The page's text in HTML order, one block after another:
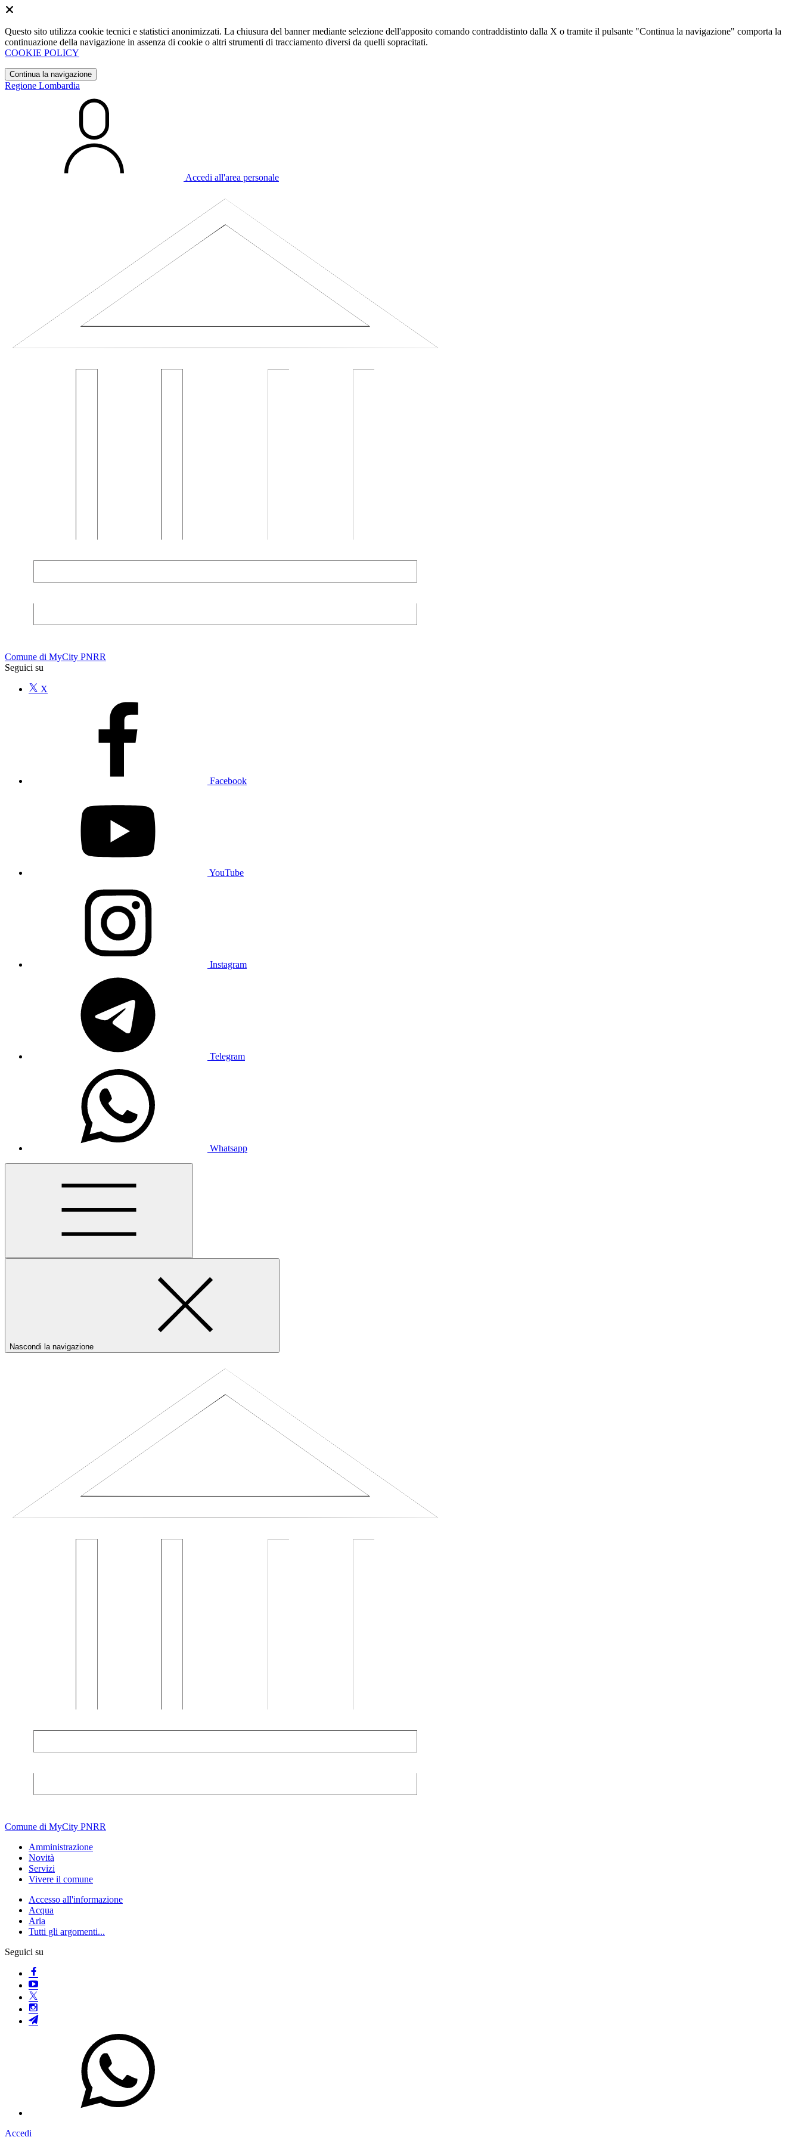
Questo sito utilizza cookie tecnici e statistici anonimizzati. La chiusura del banner mediante selezione dell'apposito comando contraddistinto dalla X o tramite il pulsante "Continua la navigazione" comporta la
continuazione della navigazione in assenza di cookie o altri strumenti di tracciamento diversi da quelli sopracitati.
COOKIE POLICY
Continua la navigazione
Regione Lombardia
Accedi all'area personale
Comune di MyCity PNRR
Seguici su
X
Facebook
YouTube
Instagram
Telegram
Whatsapp
Nascondi la navigazione
Comune di MyCity PNRR
Amministrazione
Novità
Servizi
Vivere il comune
Accesso all'informazione
Acqua
Aria
Tutti gli argomenti...
Seguici su
Accedi